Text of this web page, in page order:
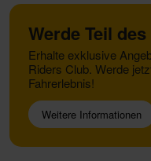
Werde Teil
Erhalte exklusive
Riders Club. Werde
Fahrerlebnis!
Weitere Informationen